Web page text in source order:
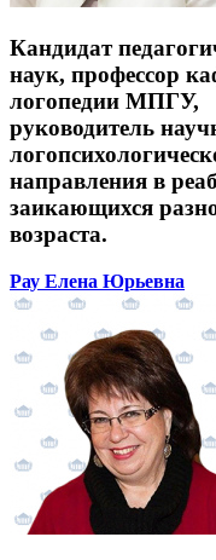
Кандидат
наук, профессор
логопедии МПГУ,
руководитель
направления в
заикающихся
возраста.
Рау Елена Юрьевна